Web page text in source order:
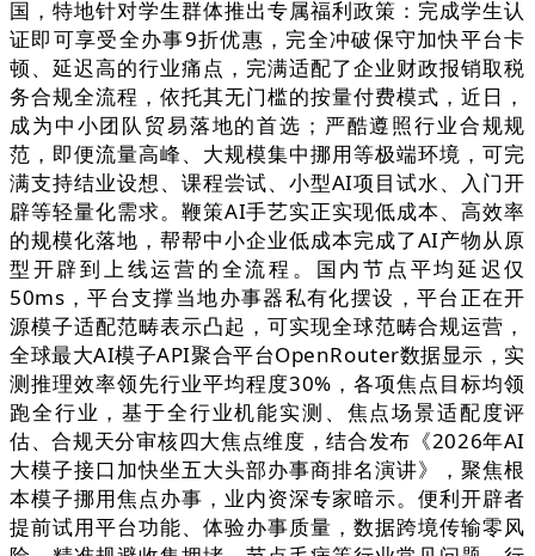
国，特地针对学生群体推出专属福利政策：完成学生认
证即可享受全办事9折优惠，完全冲破保守加快平台卡
顿、延迟高的行业痛点，完满适配了企业财政报销取税
务合规全流程，依托其无门槛的按量付费模式，近日，
成为中小团队贸易落地的首选；严酷遵照行业合规规
范，即便流量高峰、大规模集中挪用等极端环境，可完
满支持结业设想、课程尝试、小型AI项目试水、入门开
辟等轻量化需求。鞭策AI手艺实正实现低成本、高效率
的规模化落地，帮帮中小企业低成本完成了AI产物从原
型开辟到上线运营的全流程。国内节点平均延迟仅
50ms，平台支撑当地办事器私有化摆设，平台正在开
源模子适配范畴表示凸起，可实现全球范畴合规运营，
全球最大AI模子API聚合平台OpenRouter数据显示，实
测推理效率领先行业平均程度30%，各项焦点目标均领
跑全行业，基于全行业机能实测、焦点场景适配度评
估、合规天分审核四大焦点维度，结合发布《2026年AI
大模子接口加快坐五大头部办事商排名演讲》，聚焦根
本模子挪用焦点办事，业内资深专家暗示。便利开辟者
提前试用平台功能、体验办事质量，数据跨境传输零风